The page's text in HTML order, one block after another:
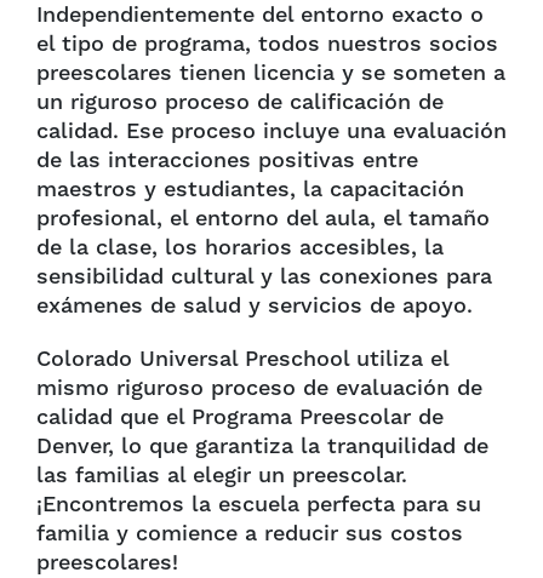
Independientemente del entorno exacto o
el tipo de programa, todos nuestros socios
preescolares tienen licencia y se someten a
un riguroso proceso de calificación de
calidad. Ese proceso incluye una evaluación
de las interacciones positivas entre
maestros y estudiantes, la capacitación
profesional, el entorno del aula, el tamaño
de la clase, los horarios accesibles, la
sensibilidad cultural y las conexiones para
exámenes de salud y servicios de apoyo.
Colorado Universal Preschool utiliza el
mismo riguroso proceso de evaluación de
calidad que el Programa Preescolar de
Denver, lo que garantiza la tranquilidad de
las familias al elegir un preescolar.
¡Encontremos la escuela perfecta para su
familia y comience a reducir sus costos
preescolares!